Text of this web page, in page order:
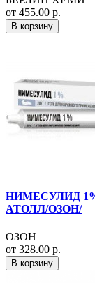
от 455.00 р.
В корзину
НИМЕСУЛИД
АТОЛЛ/ОЗОН/
ОЗОН
от 328.00 р.
В корзину